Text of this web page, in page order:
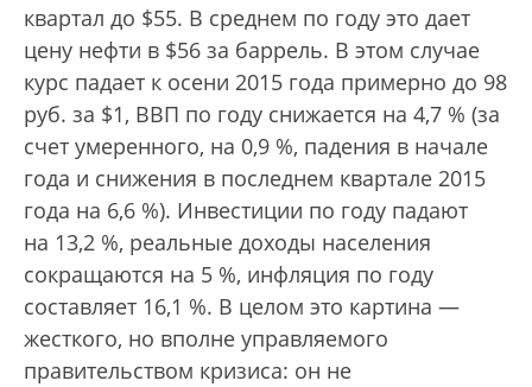
квартал до $55. В среднем по году это дает
цену нефти в $56 за баррель. В этом случае
курс падает к осени 2015 года примерно до 98
руб. за $1, ВВП по году снижается на 4,7 % (за
счет умеренного, на 0,9 %, падения в начале
года и снижения в последнем квартале 2015
года на 6,6 %). Инвестиции по году падают
на 13,2 %, реальные доходы населения
сокращаются на 5 %, инфляция по году
составляет 16,1 %. В целом это картина —
жесткого, но вполне управляемого
правительством кризиса: он не